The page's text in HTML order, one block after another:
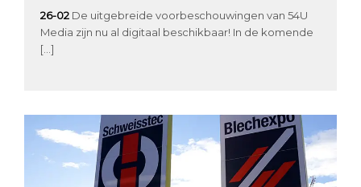
26-02 De uitgebreide voorbeschouwingen van 54U
Media zijn nu al digitaal beschikbaar! In de komende
[…]